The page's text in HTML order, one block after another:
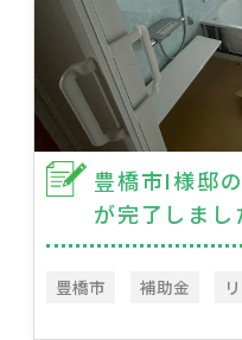
豊橋市I様邸
が完了しまし
豊橋市 補助金